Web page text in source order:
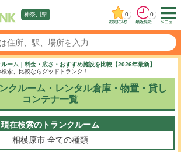
神奈川県 0 0
ーム｜料金・広さ・おすすめ施設を比較【2026年最新】
索、比較ならグッドトランク！
クルーム・レンタル倉庫・物置・貸し
コンテナ一覧
現在検索のトランクルーム
相模原市 全ての種類